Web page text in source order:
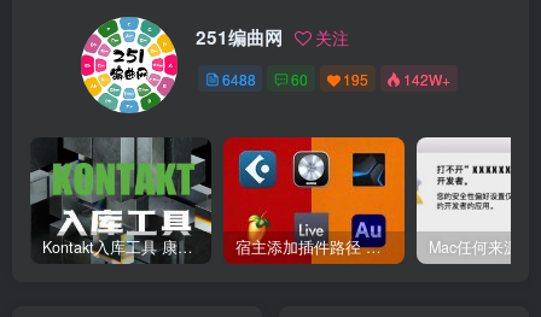
251编曲网 关注
6488 60 195 142W+
Kontakt入库工具 康泰克入库教程 宿主添加插件路径 插件路径设置 VSTPlugins路径